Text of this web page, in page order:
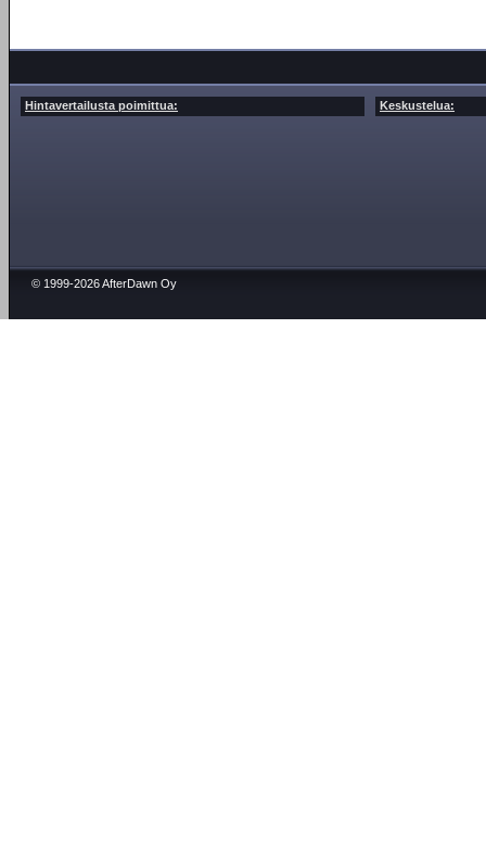
Hintavertailusta poimittua: Keskustelua:
© 1999-2026 AfterDawn Oy